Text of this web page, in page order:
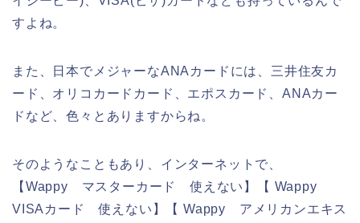
すよね。
また、日本でメジャーなANAカードには、三井住友カ
ード、オリコカードカード、エポスカード、ANAカー
ドなど、色々とありますからね。
そのようなこともあり、インターネットで、
【Wappy マスターカード 使えない】【 Wappy
VISAカード 使えない】【 Wappy アメリカンエキス